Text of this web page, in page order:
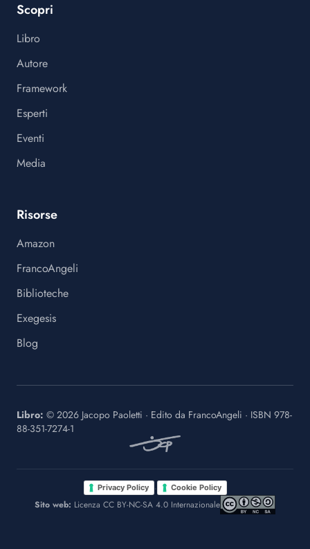
Scopri
Libro
Autore
Framework
Esperti
Eventi
Media
Risorse
Amazon
FrancoAngeli
Biblioteche
Exegesis
Blog
Libro: © 2026 Jacopo Paoletti · Edito da FrancoAngeli · ISBN 978-
88-351-7274-1
Privacy Policy · Cookie Policy
Sito web: Licenza CC BY-NC-SA 4.0 Internazionale